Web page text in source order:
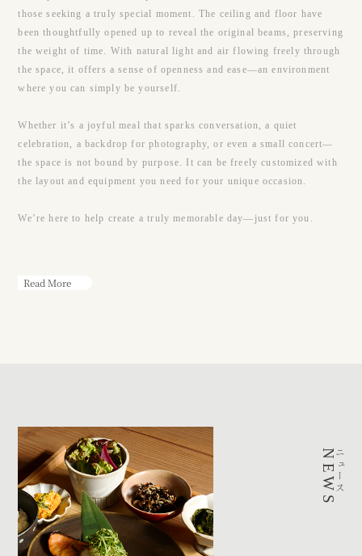
those seeking a truly special moment. The ceiling and floor have
been thoughtfully opened up to reveal the original beams, preserving
the weight of time. With natural light and air flowing freely through
the space, it offers a sense of openness and ease—an environment
where you can simply be yourself.
Whether it’s a joyful meal that sparks conversation, a quiet
celebration, a backdrop for photography, or even a small concert—
the space is not bound by purpose. It can be freely customized with
the layout and equipment you need for your unique occasion.
We’re here to help create a truly memorable day—just for you.
Read More
ニュース
NEWS